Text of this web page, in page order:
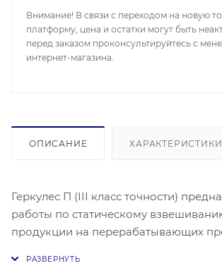
Внимание! В связи с переходом на новую
платформу, цена и остатки могут быть
перед заказом проконсультируйтесь с
интернет-магазина.
ОПИСАНИЕ ХАРАКТЕРИСТИКИ
Геркулес П (III класс точности)
работы по статическому
продукции на перерабатывающих